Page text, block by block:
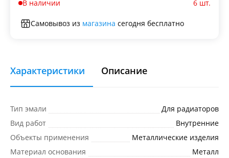
В наличии 6 шт.
Самовывоз из магазина сегодня бесплатно
Характеристики Описание
Тип эмали
Для радиаторов
Вид работ
Внутренние
Объекты применения
Металлические изделия
Материал основания
Металл